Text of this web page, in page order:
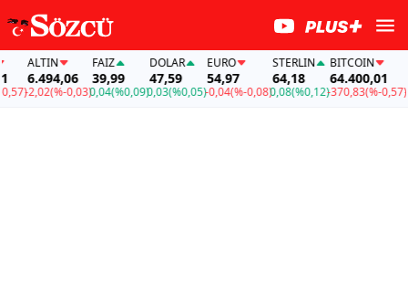
ALTIN
6.494,06
-2,02(%-0,03)
FAİZ
39,99
0,04(%0,09)
DOLAR
47,59
0,03(%0,05)
EURO
54,97
-0,04(%-0,08)
STERLIN
64,18
0,08(%0,12)
BITCOIN
64.400,01
-370,83(%-0,57)-